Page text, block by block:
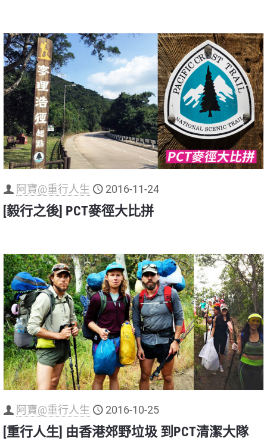
阿寶@重行人生 2016-11-24
[毅行之後] PCT麥徑大比拼
阿寶@重行人生 2016-10-25
[重行人生] 由香港郊野垃圾 到PCT清潔大隊